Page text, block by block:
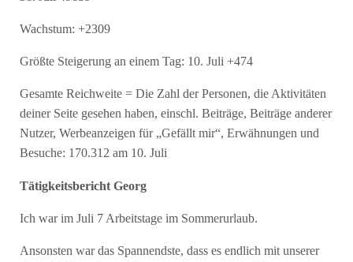
Wachstum: +2309
Größte Steigerung an einem Tag: 10. Juli +474
Gesamte Reichweite = Die Zahl der Personen, die Aktivitäten
deiner Seite gesehen haben, einschl. Beiträge, Beiträge anderer
Nutzer, Werbeanzeigen für „Gefällt mir“, Erwähnungen und
Besuche: 170.312 am 10. Juli
Tätigkeitsbericht Georg
Ich war im Juli 7 Arbeitstage im Sommerurlaub.
Ansonsten war das Spannendste, dass es endlich mit unserer